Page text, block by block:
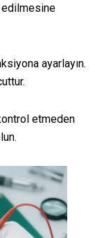
ayarlayın.
etmeden